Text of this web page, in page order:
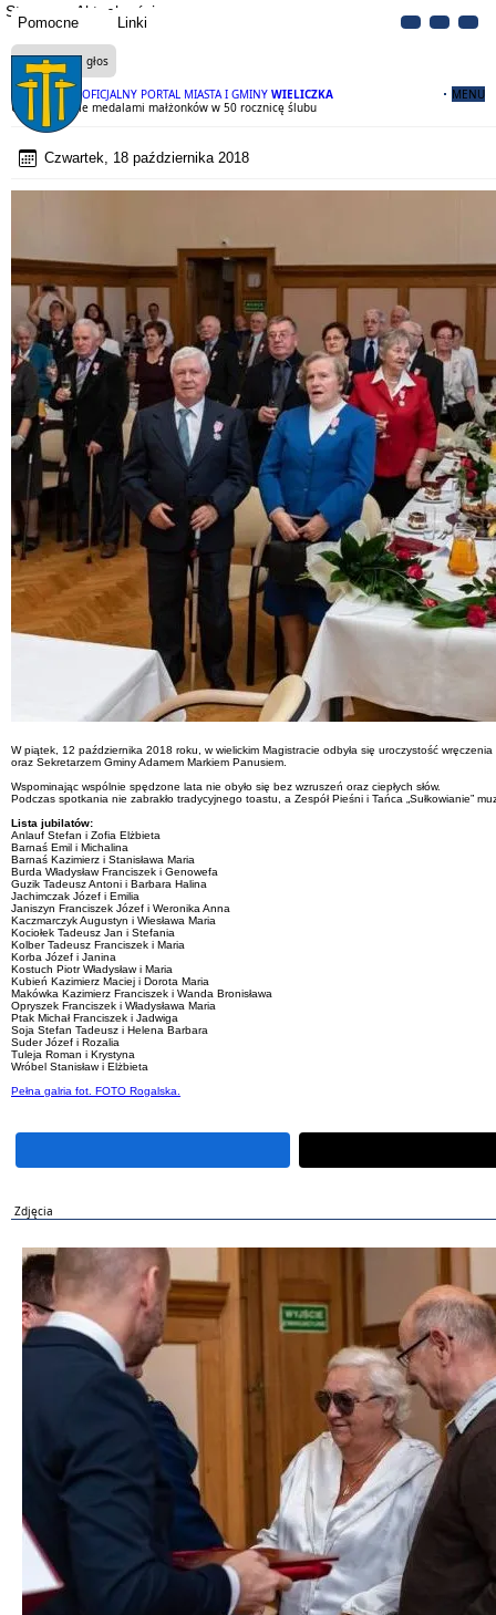
Pomocne Linki
OFICJALNY PORTAL MIASTA I GMINY WIELICZKA MENU
Strona Aktualności
Czytaj na głos
Uhonorowanie medalami małżonków w 50 rocznicę ślubu
Czwartek, 18 października 2018
W piątek, 12 października 2018 roku, w wielickim Magistracie odbyła się uroczystość
oraz Sekretarzem Gminy Adamem Markiem Panusiem.
Wspominając wspólnie spędzone lata nie obyło się bez wzruszeń oraz ciepłych słów.
Podczas spotkania nie zabrakło tradycyjnego toastu, a Zespół Pieśni i Tańca „Sułkowianie”
Lista jubilatów:
Anlauf Stefan i Zofia Elżbieta
Barnaś Emil i Michalina
Barnaś Kazimierz i Stanisława Maria
Burda Władysław Franciszek i Genowefa
Guzik Tadeusz Antoni i Barbara Halina
Jachimczak Józef i Emilia
Janiszyn Franciszek Józef i Weronika Anna
Kaczmarczyk Augustyn i Wiesława Maria
Kociołek Tadeusz Jan i Stefania
Kolber Tadeusz Franciszek i Maria
Korba Józef i Janina
Kostuch Piotr Władysław i Maria
Kubień Kazimierz Maciej i Dorota Maria
Makówka Kazimierz Franciszek i Wanda Bronisława
Opryszek Franciszek i Władysława Maria
Ptak Michał Franciszek i Jadwiga
Soja Stefan Tadeusz i Helena Barbara
Suder Józef i Rozalia
Tuleja Roman i Krystyna
Wróbel Stanisław i Elżbieta
Pełna galria fot. FOTO Rogalska.
Zdjęcia